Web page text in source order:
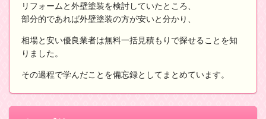
リフォームと外壁塗装を検討していたところ、
部分的であれば外壁塗装の方が安いと分かり、
相場と安い優良業者は無料一括見積もりで探せることを知
りました。
その過程で学んだことを備忘録としてまとめています。